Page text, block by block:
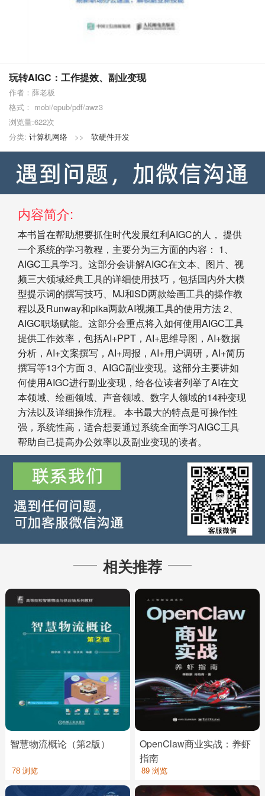
玩转AIGC：工作提效、副业变现
作者：薛老板
格式： mobi/epub/pdf/awz3
浏览量:622次
分类: 计算机网络 >> 软硬件开发
内容简介:
本书旨在帮助想要抓住时代发展红利AIGC的人， 提供
一个系统的学习教程，主要分为三方面的内容： 1、
AIGC工具学习。这部分会讲解AIGC在文本、图片、视
频三大领域经典工具的详细使用技巧，包括国内外大模
型提示词的撰写技巧、MJ和SD两款绘画工具的操作教
程以及Runway和pika两款AI视频工具的使用方法 2、
AIGC职场赋能。这部分会重点将入如何使用AIGC工具
提供工作效率，包括AI+PPT，AI+思维导图，AI+数据
分析，AI+文案撰写，AI+周报，AI+用户调研，AI+简历
撰写等13个方面 3、AIGC副业变现。这部分主要讲如
何使用AIGC进行副业变现，给各位读者列举了AI在文
本领域、绘画领域、声音领域、数字人领域的14种变现
方法以及详细操作流程。 本书最大的特点是可操作性
强，系统性高，适合想要通过系统全面学习AIGC工具
帮助自己提高办公效率以及副业变现的读者。
相关推荐
智慧物流概论（第2版）
78 浏览
OpenClaw商业实战：养虾
指南
89 浏览